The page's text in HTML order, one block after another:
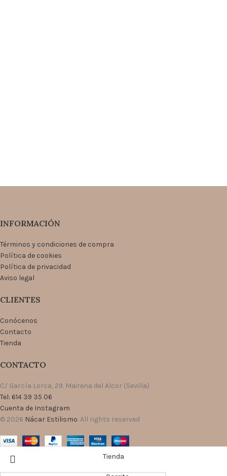
INFORMACIÓN
Términos y condiciones de compra
Política de cookies
Política de privacidad
Aviso legal
CLIENTES
Conócenos
Contacto
Tienda
CONTACTO
C/ García Lorca, 29. Mairena del Alcor (Sevilla)
Tel: 614 39 35 06
Cuenta de Instagram
© 2026 Nácar Estilismo. All rights reserved
Tienda